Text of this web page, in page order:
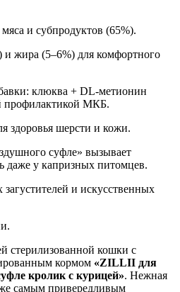
и субпродуктов (65%).
и жира (5–6%) для комфортного
клюква + DL-метионин
профилактикой МКБ.
здоровья шерсти и кожи.
суфле» вызывает
даже у капризных питомцев.
и искусственных
стерилизованной кошки с
кормом «ZILLII для
кролик с курицей». Нежная
самым привередливым